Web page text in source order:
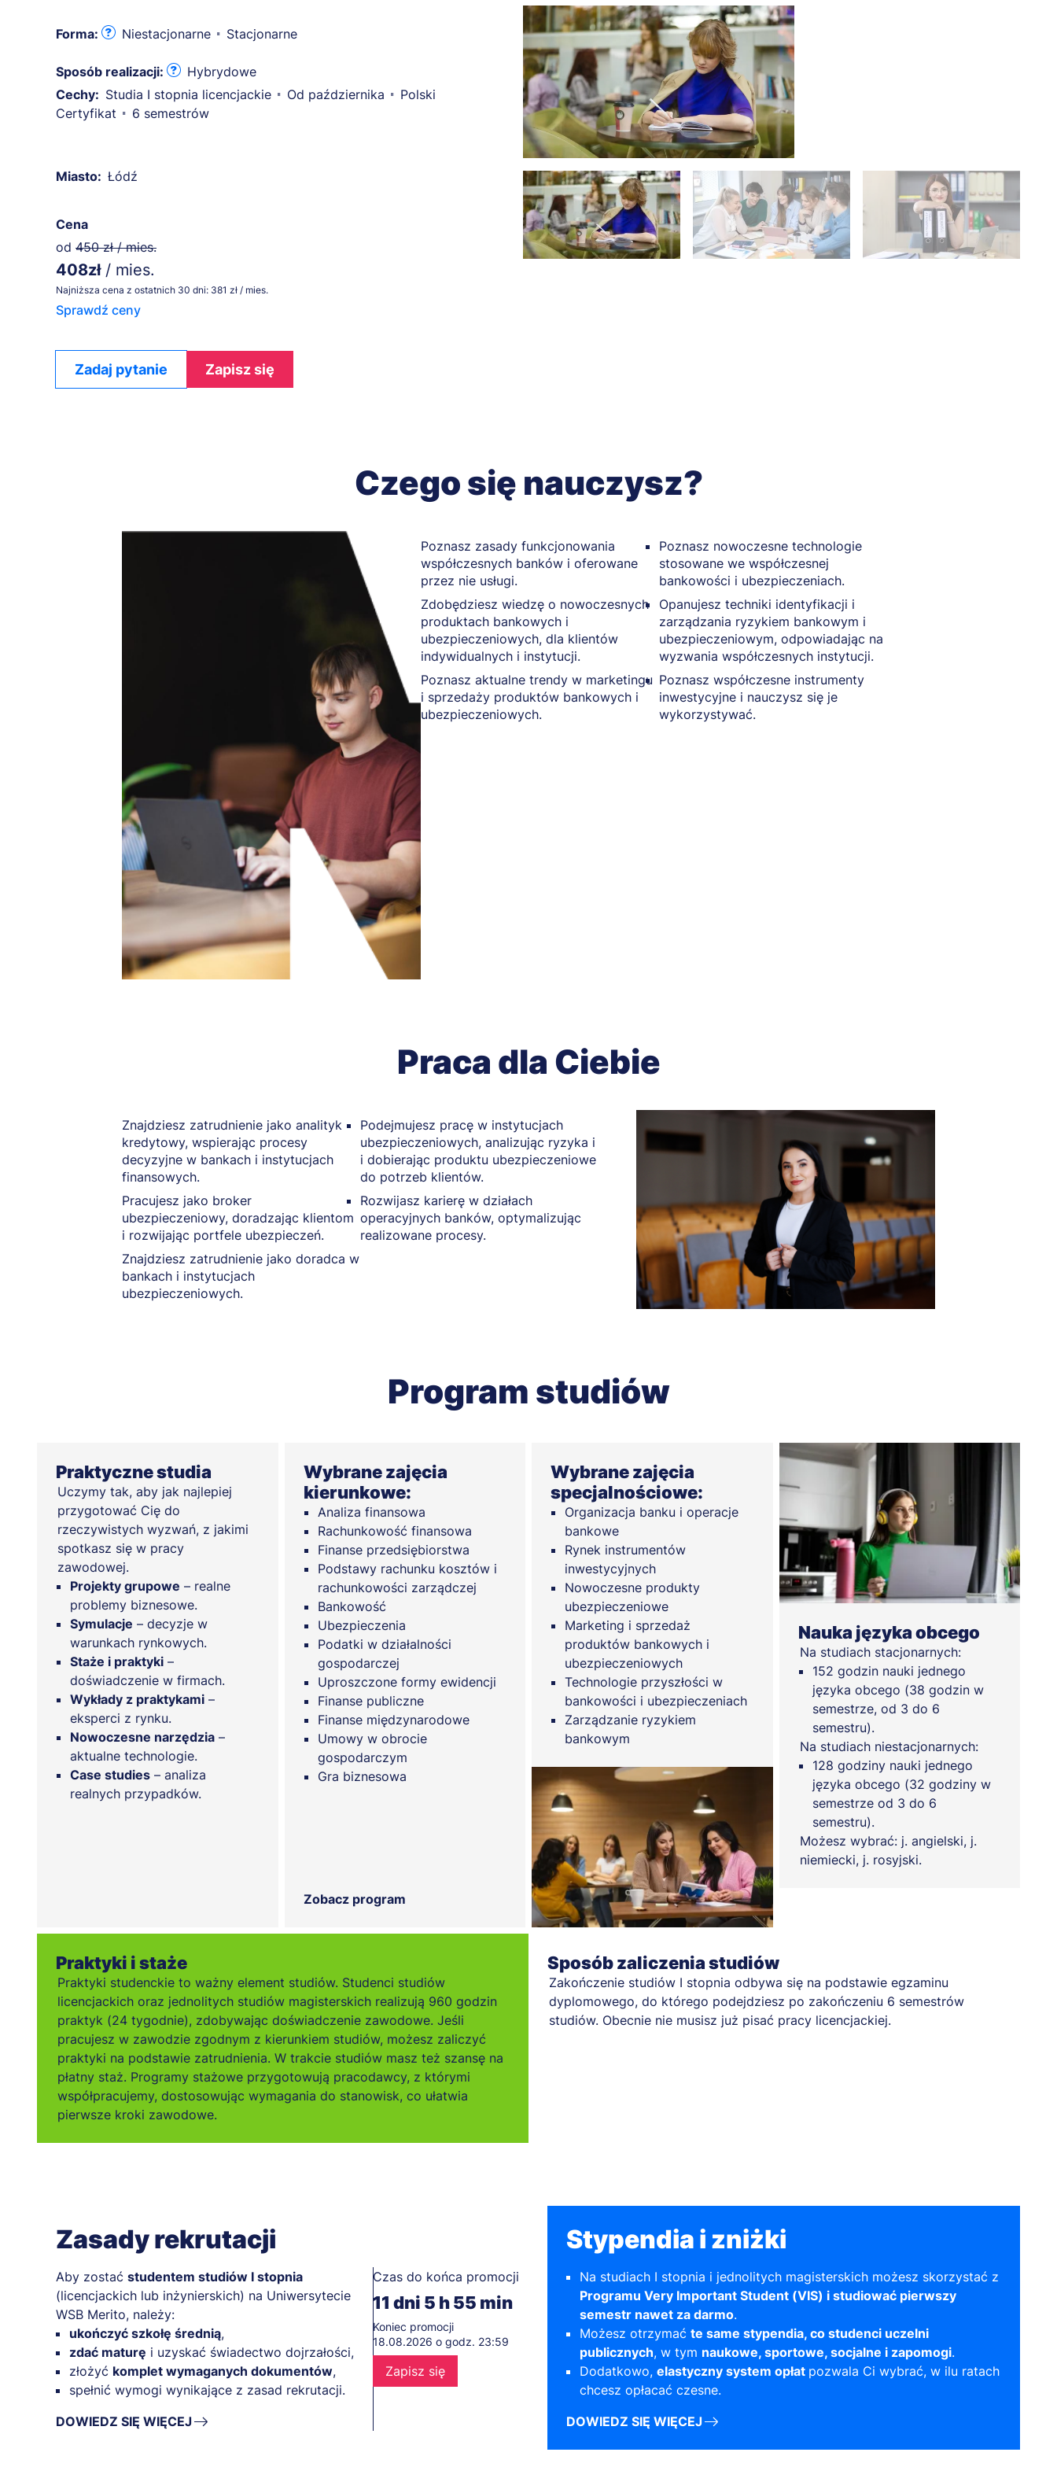
Forma: Niestacjonarne Stacjonarne
Sposób realizacji:
Hybrydowe
Cechy: Studia I stopnia licencjackie Od października
Polski
Certyfikat
6 semestrów
Miasto: Łódź
Cena
od 450 zł / mies.
408zł / mies.
Najniższa cena z ostatnich 30 dni: 381 zł / mies.
Sprawdź ceny
Zadaj pytanie Zapisz się
Czego się nauczysz?
Poznasz zasady funkcjonowania
współczesnych banków i oferowane
przez nie usługi.
Zdobędziesz wiedzę o nowoczesnych
produktach bankowych i
ubezpieczeniowych, dla klientów
indywidualnych i instytucji.
Poznasz aktualne trendy w marketingu
i sprzedaży produktów bankowych i
ubezpieczeniowych.
Poznasz nowoczesne technologie
stosowane we współczesnej
bankowości i ubezpieczeniach.
Opanujesz techniki identyfikacji i
zarządzania ryzykiem bankowym i
ubezpieczeniowym, odpowiadając na
wyzwania współczesnych instytucji.
Poznasz współczesne instrumenty
inwestycyjne i nauczysz się je
wykorzystywać.
Praca dla Ciebie
Znajdziesz zatrudnienie jako analityk
kredytowy, wspierając procesy
decyzyjne w bankach i instytucjach
finansowych.
Pracujesz jako broker
ubezpieczeniowy, doradzając klientom
i rozwijając portfele ubezpieczeń.
Znajdziesz zatrudnienie jako doradca w
bankach i instytucjach
ubezpieczeniowych.
Podejmujesz pracę w instytucjach
ubezpieczeniowych, analizując ryzyka i
i dobierając produktu ubezpieczeniowe
do potrzeb klientów.
Rozwijasz karierę w działach
operacyjnych banków, optymalizując
realizowane procesy.
Program studiów
Praktyczne studia
Uczymy tak, aby jak najlepiej
przygotować Cię do
rzeczywistych wyzwań, z jakimi
spotkasz się w pracy
zawodowej.
Projekty grupowe – realne
problemy biznesowe.
Symulacje – decyzje w
warunkach rynkowych.
Staże i praktyki –
doświadczenie w firmach.
Wykłady z praktykami –
eksperci z rynku.
Nowoczesne narzędzia –
aktualne technologie.
Case studies – analiza
realnych przypadków.
Wybrane zajęcia
kierunkowe:
Analiza finansowa
Rachunkowość finansowa
Finanse przedsiębiorstwa
Podstawy rachunku kosztów i
rachunkowości zarządczej
Bankowość
Ubezpieczenia
Podatki w działalności
gospodarczej
Uproszczone formy ewidencji
Finanse publiczne
Finanse międzynarodowe
Umowy w obrocie
gospodarczym
Gra biznesowa
Zobacz program
Wybrane zajęcia
specjalnościowe:
Organizacja banku i operacje
bankowe
Rynek instrumentów
inwestycyjnych
Nowoczesne produkty
ubezpieczeniowe
Marketing i sprzedaż
produktów bankowych i
ubezpieczeniowych
Technologie przyszłości w
bankowości i ubezpieczeniach
Zarządzanie ryzykiem
bankowym
Nauka języka obcego
Na studiach stacjonarnych:
152 godzin nauki jednego
języka obcego (38 godzin w
semestrze, od 3 do 6
semestru).
Na studiach niestacjonarnych:
128 godziny nauki jednego
języka obcego (32 godziny w
semestrze od 3 do 6
semestru).
Możesz wybrać: j. angielski, j.
niemiecki, j. rosyjski.
Praktyki i staże
Praktyki studenckie to ważny element studiów. Studenci studiów
licencjackich oraz jednolitych studiów magisterskich realizują 960 godzin
praktyk (24 tygodnie), zdobywając doświadczenie zawodowe. Jeśli
pracujesz w zawodzie zgodnym z kierunkiem studiów, możesz zaliczyć
praktyki na podstawie zatrudnienia. W trakcie studiów masz też szansę na
płatny staż. Programy stażowe przygotowują pracodawcy, z którymi
współpracujemy, dostosowując wymagania do stanowisk, co ułatwia
pierwsze kroki zawodowe.
Sposób zaliczenia studiów
Zakończenie studiów I stopnia odbywa się na podstawie egzaminu
dyplomowego, do którego podejdziesz po zakończeniu 6 semestrów
studiów. Obecnie nie musisz już pisać pracy licencjackiej.
Zasady rekrutacji
Aby zostać studentem studiów I stopnia
(licencjackich lub inżynierskich) na Uniwersytecie
WSB Merito, należy:
ukończyć szkołę średnią,
zdać maturę i uzyskać świadectwo dojrzałości,
złożyć komplet wymaganych dokumentów,
spełnić wymogi wynikające z zasad rekrutacji.
DOWIEDZ SIĘ WIĘCEJ
Czas do końca promocji
11 dni 5 h55 min
Koniec promocji
18.08.2026 o godz. 23:59
Zapisz się
Stypendia i zniżki
Na studiach I stopnia i jednolitych magisterskich możesz skorzystać z
Programu Very Important Student (VIS) i studiować pierwszy
semestr nawet za darmo.
Możesz otrzymać te same stypendia, co studenci uczelni
publicznych, w tym naukowe, sportowe, socjalne i zapomogi.
Dodatkowo, elastyczny system opłat pozwala Ci wybrać, w ilu ratach
chcesz opłacać czesne.
DOWIEDZ SIĘ WIĘCEJ